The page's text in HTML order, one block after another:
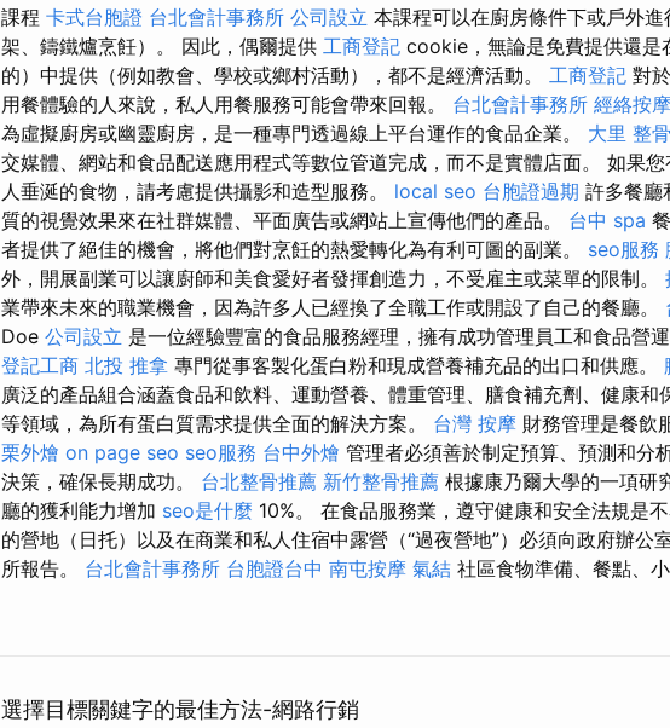
課程 卡式台胞證 台北會計事務所 公司設立 本課程可以在廚房條件下或戶外
架、鑄鐵爐烹飪）。 因此，偶爾提供 工商登記 cookie，無論是免費提供還是
的）中提供（例如教會、學校或鄉村活動），都不是經濟活動。 工商登記 對
用餐體驗的人來說，私人用餐服務可能會帶來回報。 台北會計事務所 經絡按
為虛擬廚房或幽靈廚房，是一種專門透過線上平台運作的食品企業。 大里 整骨
交媒體、網站和食品配送應用程式等數位管道完成，而不是實體店面。 如果
人垂涎的食物，請考慮提供攝影和造型服務。 local seo 台胞證過期 許多餐廳
質的視覺效果來在社群媒體、平面廣告或網站上宣傳他們的產品。 台中 spa
者提供了絕佳的機會，將他們對烹飪的熱愛轉化為有利可圖的副業。 seo服務
外，開展副業可以讓廚師和美食愛好者發揮創造力，不受雇主或菜單的限制。
業帶來未來的職業機會，因為許多人已經換了全職工作或開設了自己的餐廳。
Doe 公司設立 是一位經驗豐富的食品服務經理，擁有成功管理員工和食品營
登記工商 北投 推拿 專門從事客製化蛋白粉和現成營養補充品的出口和供應。
廣泛的產品組合涵蓋食品和飲料、運動營養、體重管理、膳食補充劑、健康和
等領域，為所有蛋白質需求提供全面的解決方案。 台灣 按摩 財務管理是餐飲
栗外燴 on page seo seo服務 台中外燴 管理者必須善於制定預算、預測和分
決策，確保長期成功。 台北整骨推薦 新竹整骨推薦 根據康乃爾大學的一項研
廳的獲利能力增加 seo是什麼 10%。 在食品服務業，遵守健康和安全法規是
的營地（日托）以及在商業和私人住宿中露營（“過夜營地”）必須向政府辦公
所報告。 台北會計事務所 台胞證台中 南屯按摩 氣結 社區食物準備、餐點、
選擇目標關鍵字的最佳方法-網路行銷